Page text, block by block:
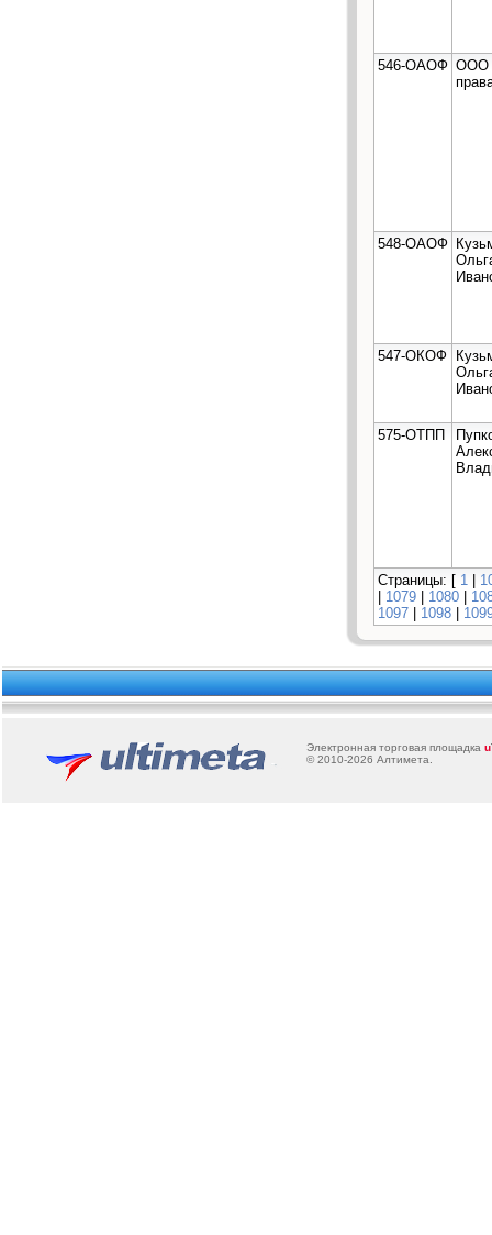
546-ОАОФ ООО
548-ОАОФ
547-ОКОФ
575-ОТПП
Страницы: [ 1 |
| 1079 | 1080 |
1097 | 1098 |
Электронная торговая площадка u
© 2010-2026 Алтимета